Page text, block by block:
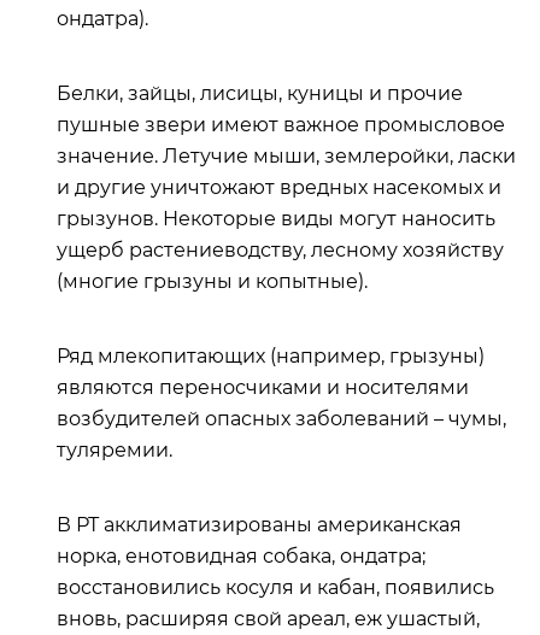
ондатра).
Белки, зайцы, лисицы, куницы и прочие
пушные звери имеют важное промысловое
значение. Летучие мыши, землеройки, ласки
и другие уничтожают вредных насекомых и
грызунов. Некоторые виды могут наносить
ущерб растениеводству, лесному хозяйству
(многие грызуны и копытные).
Ряд млекопитающих (например, грызуны)
являются переносчиками и носителями
возбудителей опасных заболеваний – чумы,
туляремии.
В РТ акклиматизированы американская
норка, енотовидная собака, ондатра;
восстановились косуля и кабан, появились
вновь, расширяя свой ареал, еж ушастый,